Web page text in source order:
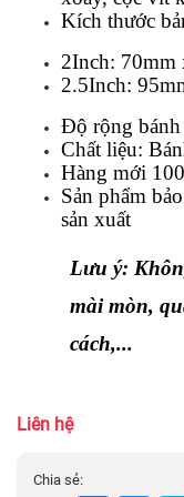
Kích thước
2Inch: 70mm
2.5Inch:
Độ rộng
Chất liệu:
Hàng mới
Sản phẩm
sản xuất
Lưu ý:
mài mòn,
cách,...
Liên hệ
Chia sẻ: